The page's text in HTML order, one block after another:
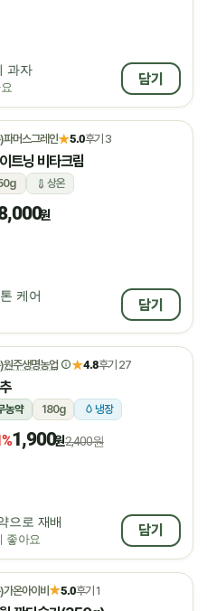
과자 담기
파머스그레인★5.0후기 3
트닝 비타크림
상온
원
케어 담기
원주생명농업 ★4.8후기 27
농약 180g 냉장
1,900원2,400원
으로 재배
좋아요
담기
가온아이비★5.0후기 1